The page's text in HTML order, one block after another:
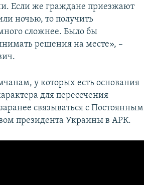
Если же граждане приезжают
ночью, то получить
сложнее. Было бы
решения на месте», –
у которых есть основания
для пересечения
связываться с Постоянным
президента Украины в АРК.